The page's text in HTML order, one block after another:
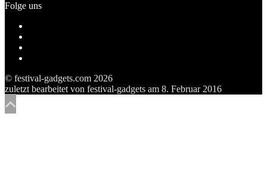
Folge uns
anzeigen
Twitter
anzeigen
auf
Pinterest
© festival-gadgets.com 2026
zuletzt bearbeitet von festival-gadgets am 8. Februar 2016